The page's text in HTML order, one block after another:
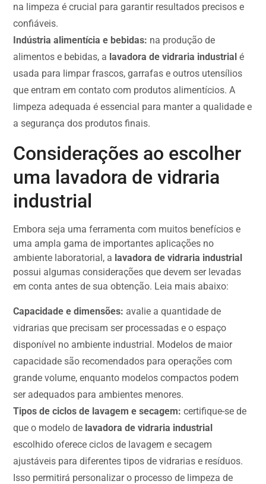
na limpeza é crucial para garantir resultados precisos e
confiáveis.
Indústria alimentícia e bebidas: na produção de
alimentos e bebidas, a lavadora de vidraria industrial é
usada para limpar frascos, garrafas e outros utensílios
que entram em contato com produtos alimentícios. A
limpeza adequada é essencial para manter a qualidade e
a segurança dos produtos finais.
Considerações ao escolher
uma lavadora de vidraria
industrial
Embora seja uma ferramenta com muitos benefícios e
uma ampla gama de importantes aplicações no
ambiente laboratorial, a lavadora de vidraria industrial
possui algumas considerações que devem ser levadas
em conta antes de sua obtenção. Leia mais abaixo:
Capacidade e dimensões: avalie a quantidade de
vidrarias que precisam ser processadas e o espaço
disponível no ambiente industrial. Modelos de maior
capacidade são recomendados para operações com
grande volume, enquanto modelos compactos podem
ser adequados para ambientes menores.
Tipos de ciclos de lavagem e secagem: certifique-se de
que o modelo de lavadora de vidraria industrial
escolhido oferece ciclos de lavagem e secagem
ajustáveis para diferentes tipos de vidrarias e resíduos.
Isso permitirá personalizar o processo de limpeza de